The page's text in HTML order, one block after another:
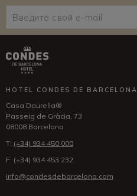
HOTEL CONDES DE BARCELONA
Casa Daurella®
Passeig de Gràcia, 73
08008 Barcelona
T: (+34) 934 450 000
F: (+34) 934 453 232
info@condesdebarcelona.com